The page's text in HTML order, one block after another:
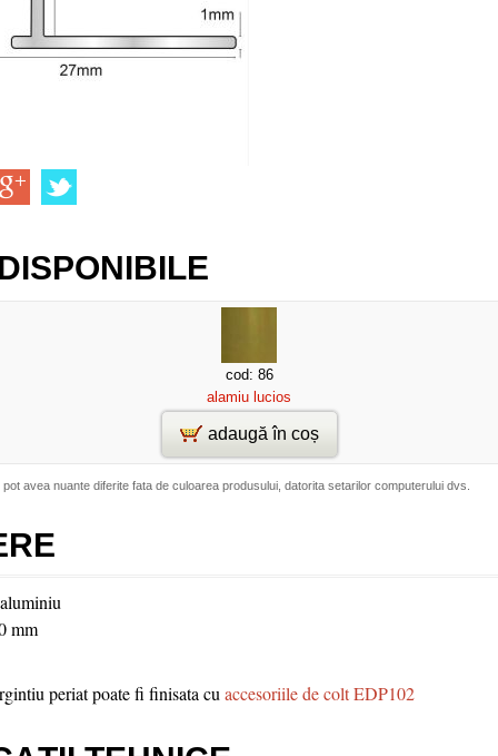
cod: 86
alamiu lucios
adaugă în coș
avea nuante diferite fata de culoarea produsului, datorita setarilor computerului dvs.
mm
periat poate fi finisata cu accesoriile de colt EDP102